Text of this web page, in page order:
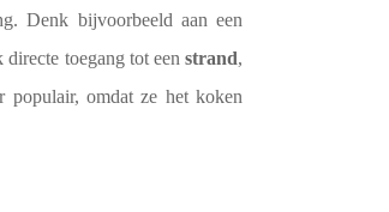
Denk bijvoorbeeld aan een
directe toegang tot eenstrand,
populair, omdat ze het koken